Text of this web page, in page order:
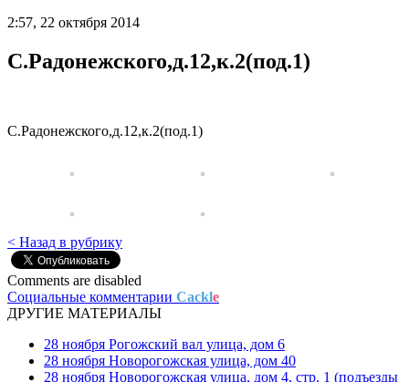
2:57, 22 октября 2014
С.Радонежского,д.12,к.2(под.1)
С.Радонежского,д.12,к.2(под.1)
< Назад в рубрику
Comments are disabled
Социальные комментарии Cackle
ДРУГИЕ МАТЕРИАЛЫ
28 ноября Рогожский вал улица, дом 6
28 ноября Новорогожская улица, дом 40
28 ноября Новорогожская улица, дом 4, стр. 1 (подъезды